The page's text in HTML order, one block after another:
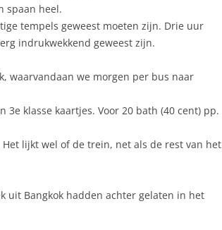
spaan heel.
tempels geweest moeten zijn. Drie uur
indrukwekkend geweest zijn.
waarvandaan we morgen per bus naar
klasse kaartjes. Voor 20 bath (40 cent) pp.
lijkt wel of de trein, net als de rest van het
uit Bangkok hadden achter gelaten in het